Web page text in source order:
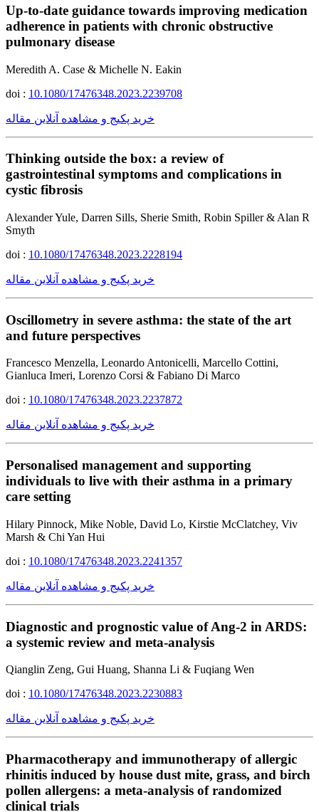
Up-to-date guidance towards improving medication
adherence in patients with chronic obstructive
pulmonary disease
Meredith A. Case & Michelle N. Eakin
doi : 10.1080/17476348.2023.2239708
خرید پکیج و مشاهده آنلاین مقاله
Thinking outside the box: a review of
gastrointestinal symptoms and complications in
cystic fibrosis
Alexander Yule, Darren Sills, Sherie Smith, Robin Spiller & Alan R
Smyth
doi : 10.1080/17476348.2023.2228194
خرید پکیج و مشاهده آنلاین مقاله
Oscillometry in severe asthma: the state of the art
and future perspectives
Francesco Menzella, Leonardo Antonicelli, Marcello Cottini,
Gianluca Imeri, Lorenzo Corsi & Fabiano Di Marco
doi : 10.1080/17476348.2023.2237872
خرید پکیج و مشاهده آنلاین مقاله
Personalised management and supporting
individuals to live with their asthma in a primary
care setting
Hilary Pinnock, Mike Noble, David Lo, Kirstie McClatchey, Viv
Marsh & Chi Yan Hui
doi : 10.1080/17476348.2023.2241357
خرید پکیج و مشاهده آنلاین مقاله
Diagnostic and prognostic value of Ang-2 in ARDS:
a systemic review and meta-analysis
Qianglin Zeng, Gui Huang, Shanna Li & Fuqiang Wen
doi : 10.1080/17476348.2023.2230883
خرید پکیج و مشاهده آنلاین مقاله
Pharmacotherapy and immunotherapy of allergic
rhinitis induced by house dust mite, grass, and birch
pollen allergens: a meta-analysis of randomized
clinical trials